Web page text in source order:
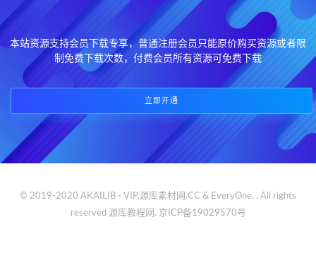
本站资源支持会员下载专享，普通注册会员只能原价购买资源或者限
制免费下载次数，付费会员所有资源可免费下载
立即开通
© 2019-2020 AKAILIB - VIP.源库素材网.CC & EveryOne. . All rights
reserved 源库教程网. 京ICP备19029570号